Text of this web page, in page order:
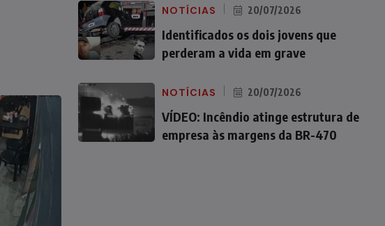
NOTÍCIAS 20/07/2026
Identificados os dois jovens que
perderam a vida em grave
NOTÍCIAS 20/07/2026
VÍDEO: Incêndio atinge estrutura de
empresa às margens da BR-470